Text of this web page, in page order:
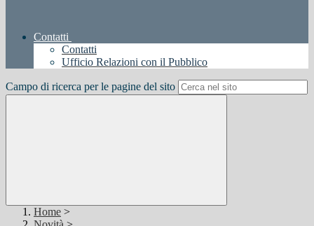
Contatti
Contatti
Ufficio Relazioni con il Pubblico
Campo di ricerca per le pagine del sito
Home >